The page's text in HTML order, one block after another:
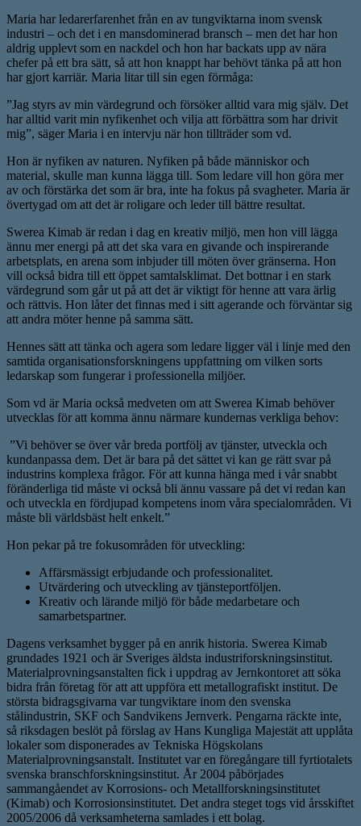
Maria har ledarerfarenhet från en av tungviktarna inom svensk
industri – och det i en mansdominerad bransch – men det har hon
aldrig upplevt som en nackdel och hon har backats upp av nära
chefer på ett bra sätt, så att hon knappt har behövt tänka på att hon
har gjort karriär. Maria litar till sin egen förmåga:
”Jag styrs av min värdegrund och försöker alltid vara mig själv. Det
har alltid varit min nyfikenhet och vilja att förbättra som har drivit
mig”, säger Maria i en intervju när hon tillträder som vd.
Hon är nyfiken av naturen. Nyfiken på både människor och
material, skulle man kunna lägga till. Som ledare vill hon göra mer
av och förstärka det som är bra, inte ha fokus på svagheter. Maria är
övertygad om att det är roligare och leder till bättre resultat.
Swerea Kimab är redan i dag en kreativ miljö, men hon vill lägga
ännu mer energi på att det ska vara en givande och inspirerande
arbetsplats, en arena som inbjuder till möten över gränserna. Hon
vill också bidra till ett öppet samtalsklimat. Det bottnar i en stark
värdegrund som går ut på att det är viktigt för henne att vara ärlig
och rättvis. Hon låter det finnas med i sitt agerande och förväntar sig
att andra möter henne på samma sätt.
Hennes sätt att tänka och agera som ledare ligger väl i linje med den
samtida organisationsforskningens uppfattning om vilken sorts
ledarskap som fungerar i professionella miljöer.
Som vd är Maria också medveten om att Swerea Kimab behöver
utvecklas för att komma ännu närmare kundernas verkliga behov:
”Vi behöver se över vår breda portfölj av tjänster, utveckla och
kundanpassa dem. Det är bara på det sättet vi kan ge rätt svar på
industrins komplexa frågor. För att kunna hänga med i vår snabbt
föränderliga tid måste vi också bli ännu vassare på det vi redan kan
och utveckla en fördjupad kompetens inom våra specialområden. Vi
måste bli världsbäst helt enkelt.”
Hon pekar på tre fokusområden för utveckling:
Affärsmässigt erbjudande och professionalitet.
Utvärdering och utveckling av tjänsteportföljen.
Kreativ och lärande miljö för både medarbetare och
samarbetspartner.
Dagens verksamhet bygger på en anrik historia. Swerea Kimab
grundades 1921 och är Sveriges äldsta industriforskningsinstitut.
Materialprovningsanstalten fick i uppdrag av Jernkontoret att söka
bidra från företag för att att uppföra ett metallografiskt institut. De
största bidragsgivarna var tungviktare inom den svenska
stålindustrin, SKF och Sandvikens Jernverk. Pengarna räckte inte,
så riksdagen beslöt på förslag av Hans Kungliga Majestät att upplåta
lokaler som disponerades av Tekniska Högskolans
Materialprovningsanstalt. Institutet var en föregångare till fyrtiotalets
svenska branschforskningsinstitut. År 2004 påbörjades
sammangåendet av Korrosions- och Metallforskningsinstitutet
(Kimab) och Korrosionsinstitutet. Det andra steget togs vid årsskiftet
2005/2006 då verksamheterna samlades i ett bolag.